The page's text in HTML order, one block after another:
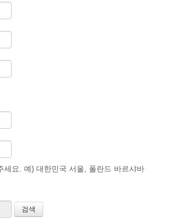
세요. 예) 대한민국 서울, 폴란드 바르샤바